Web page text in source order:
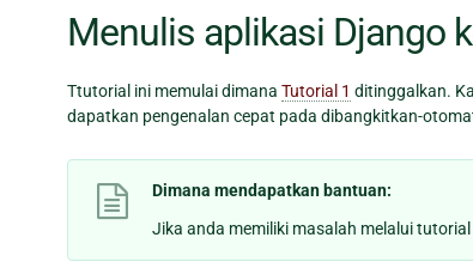
Menulis aplikasi Django
Ttutorial ini memulai dimana Tutorial 1 ditinggalkan.
dapatkan pengenalan cepat pada dibangkitkan-
Dimana mendapatkan bantuan:
Jika anda memiliki masalah melalui tutorial